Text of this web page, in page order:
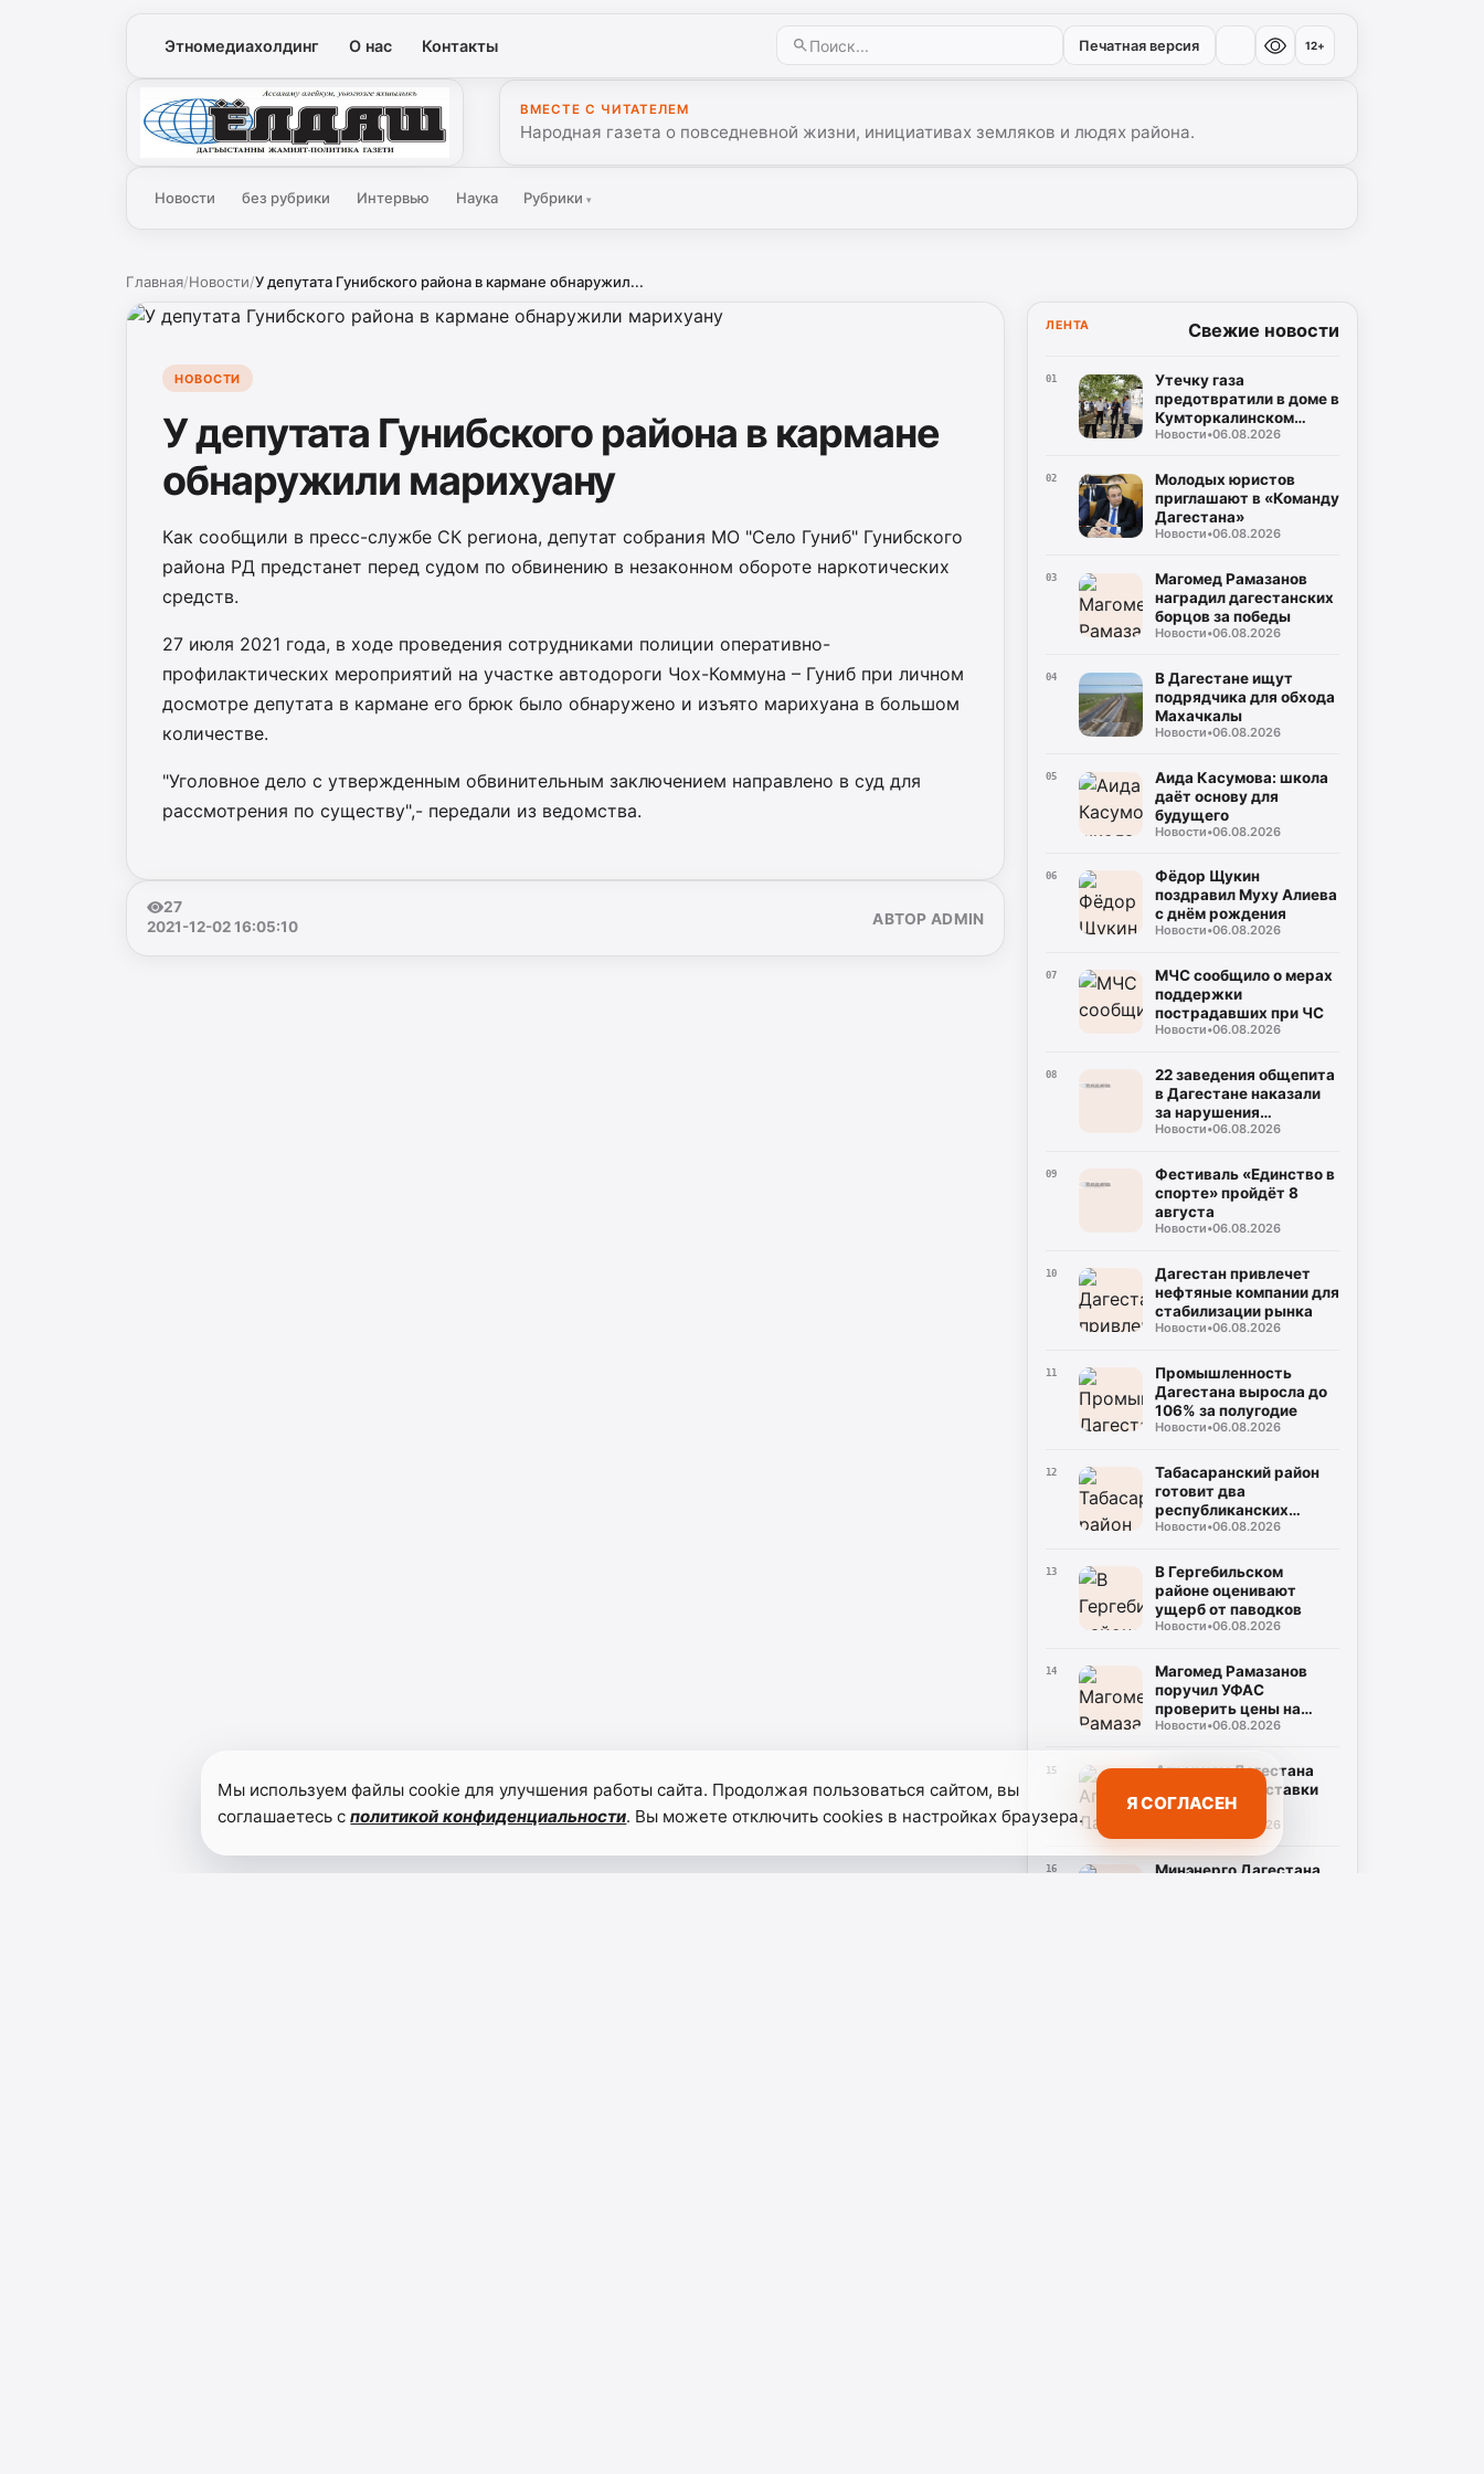
Этномедиахолдинг О нас Контакты Печатная версия 12+
Ёлдаш
ВМЕСТЕ С ЧИТАТЕЛЕМ
Народная газета о повседневной жизни, инициативах земляков и людях района.
Новости без рубрики Интервью Наука Рубрики▾
Главная/Новости/У депутата Гунибского района в кармане обнаружил...
НОВОСТИ
У депутата Гунибского района в кармане
обнаружили марихуану
Как сообщили в пресс-службе СК региона, депутат собрания МО "Село Гуниб" Гунибского
района РД предстанет перед судом по обвинению в незаконном обороте наркотических
средств.
27 июля 2021 года, в ходе проведения сотрудниками полиции оперативно-
профилактических мероприятий на участке автодороги Чох-Коммуна – Гуниб при личном
досмотре депутата в кармане его брюк было обнаружено и изъято марихуана в большом
количестве.
"Уголовное дело с утвержденным обвинительным заключением направлено в суд для
рассмотрения по существу",- передали из ведомства.
27
2021-12-02 16:05:10
АВТОР ADMIN
ЛЕНТА Свежие новости
01
Утечку газа
предотвратили в доме в
Кумторкалинском
районе
Новости•06.08.2026
02
Молодых юристов
приглашают в «Команду
Дагестана»
Новости•06.08.2026
03
Магомед Рамазанов
наградил дагестанских
борцов за победы
Новости•06.08.2026
04
В Дагестане ищут
подрядчика для обхода
Махачкалы
Новости•06.08.2026
05
Аида Касумова: школа
даёт основу для
будущего
Новости•06.08.2026
06
Фёдор Щукин
поздравил Муху Алиева
с днём рождения
Новости•06.08.2026
07
МЧС сообщило о мерах
поддержки
пострадавших при ЧС
Новости•06.08.2026
08
22 заведения общепита
в Дагестане наказали
за нарушения
безопасности
Новости•06.08.2026
09
Фестиваль «Единство в
спорте» пройдёт 8
августа
Новости•06.08.2026
10
Дагестан привлечет
нефтяные компании для
стабилизации рынка
Новости•06.08.2026
11
Промышленность
Дагестана выросла до
106% за полугодие
Новости•06.08.2026
12
Табасаранский район
готовит два
республиканских
турнира в честь Героев
Новости•06.08.2026
13
В Гергебильском
районе оценивают
ущерб от паводков
Новости•06.08.2026
14
Магомед Рамазанов
поручил УФАС
проверить цены на
бензин
Новости•06.08.2026
15
Аграриям Дагестана
организуют поставки
топлива
06.08.2026
16
Минэнерго Дагестана
Мы используем файлы cookie для улучшения работы сайта. Продолжая пользоваться сайтом, вы
соглашаетесь сполитикой конфиденциальности. Вы можете отключить cookies в настройках браузера.
Я СОГЛАСЕН